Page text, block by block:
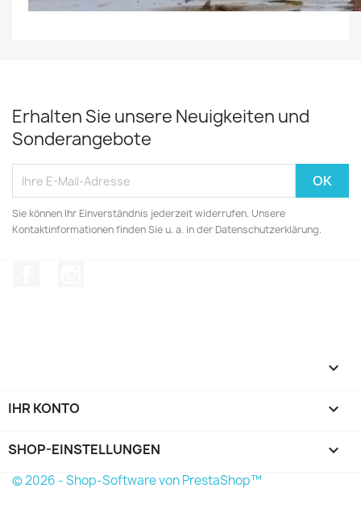
Erhalten Sie unsere Neuigkeiten und
Sonderangebote
Sie können Ihr Einverständnis jederzeit widerrufen. Unsere
Kontaktinformationen finden Sie u. a. in der Datenschutzerklärung.

IHR KONTO 
SHOP-EINSTELLUNGEN keyboard_arrow_down
© 2026 - Shop-Software von PrestaShop™